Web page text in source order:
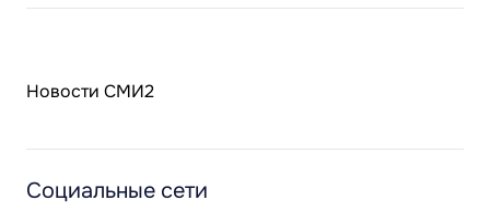
Новости СМИ2
Социальные сети